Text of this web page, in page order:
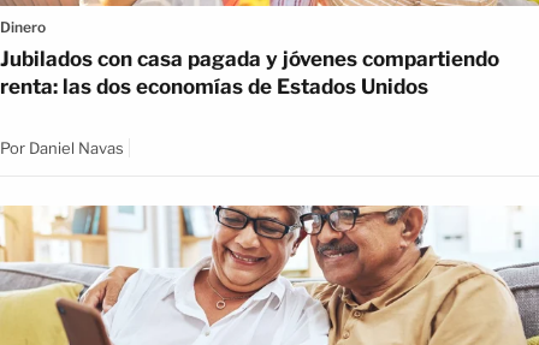
Dinero
Jubilados con casa pagada y jóvenes compartiendo
renta: las dos economías de Estados Unidos
Por Daniel Navas